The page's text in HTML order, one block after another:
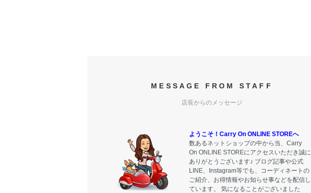
MESSAGE FROM STAFF
店長からのメッセージ
ようこそ！Carry On ONLINE STOREへ
数あるネットショップの中から当、Carry
On ONLINE STOREにアクセスいただき誠に
ありがとうございます♪ ブログ記事や公式
LINE、Instagram等でも、コーディネートの
ご紹介、お得情報やお知らせ事などを配信し
ています。 気になることがございました